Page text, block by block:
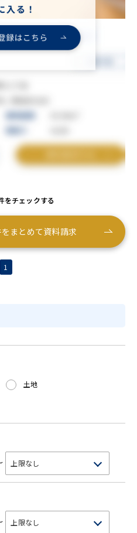
をチェックする
まとめて資料請求
1
土地